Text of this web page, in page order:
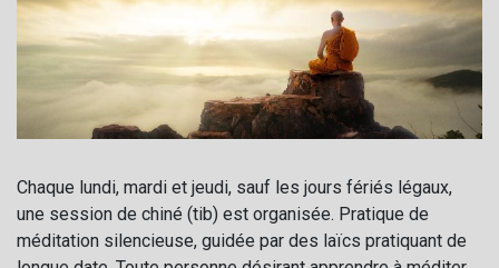
Chaque lundi, mardi et jeudi, sauf les jours fériés légaux,
une session de chiné (tib) est organisée. Pratique de
méditation silencieuse, guidée par des laïcs pratiquant de